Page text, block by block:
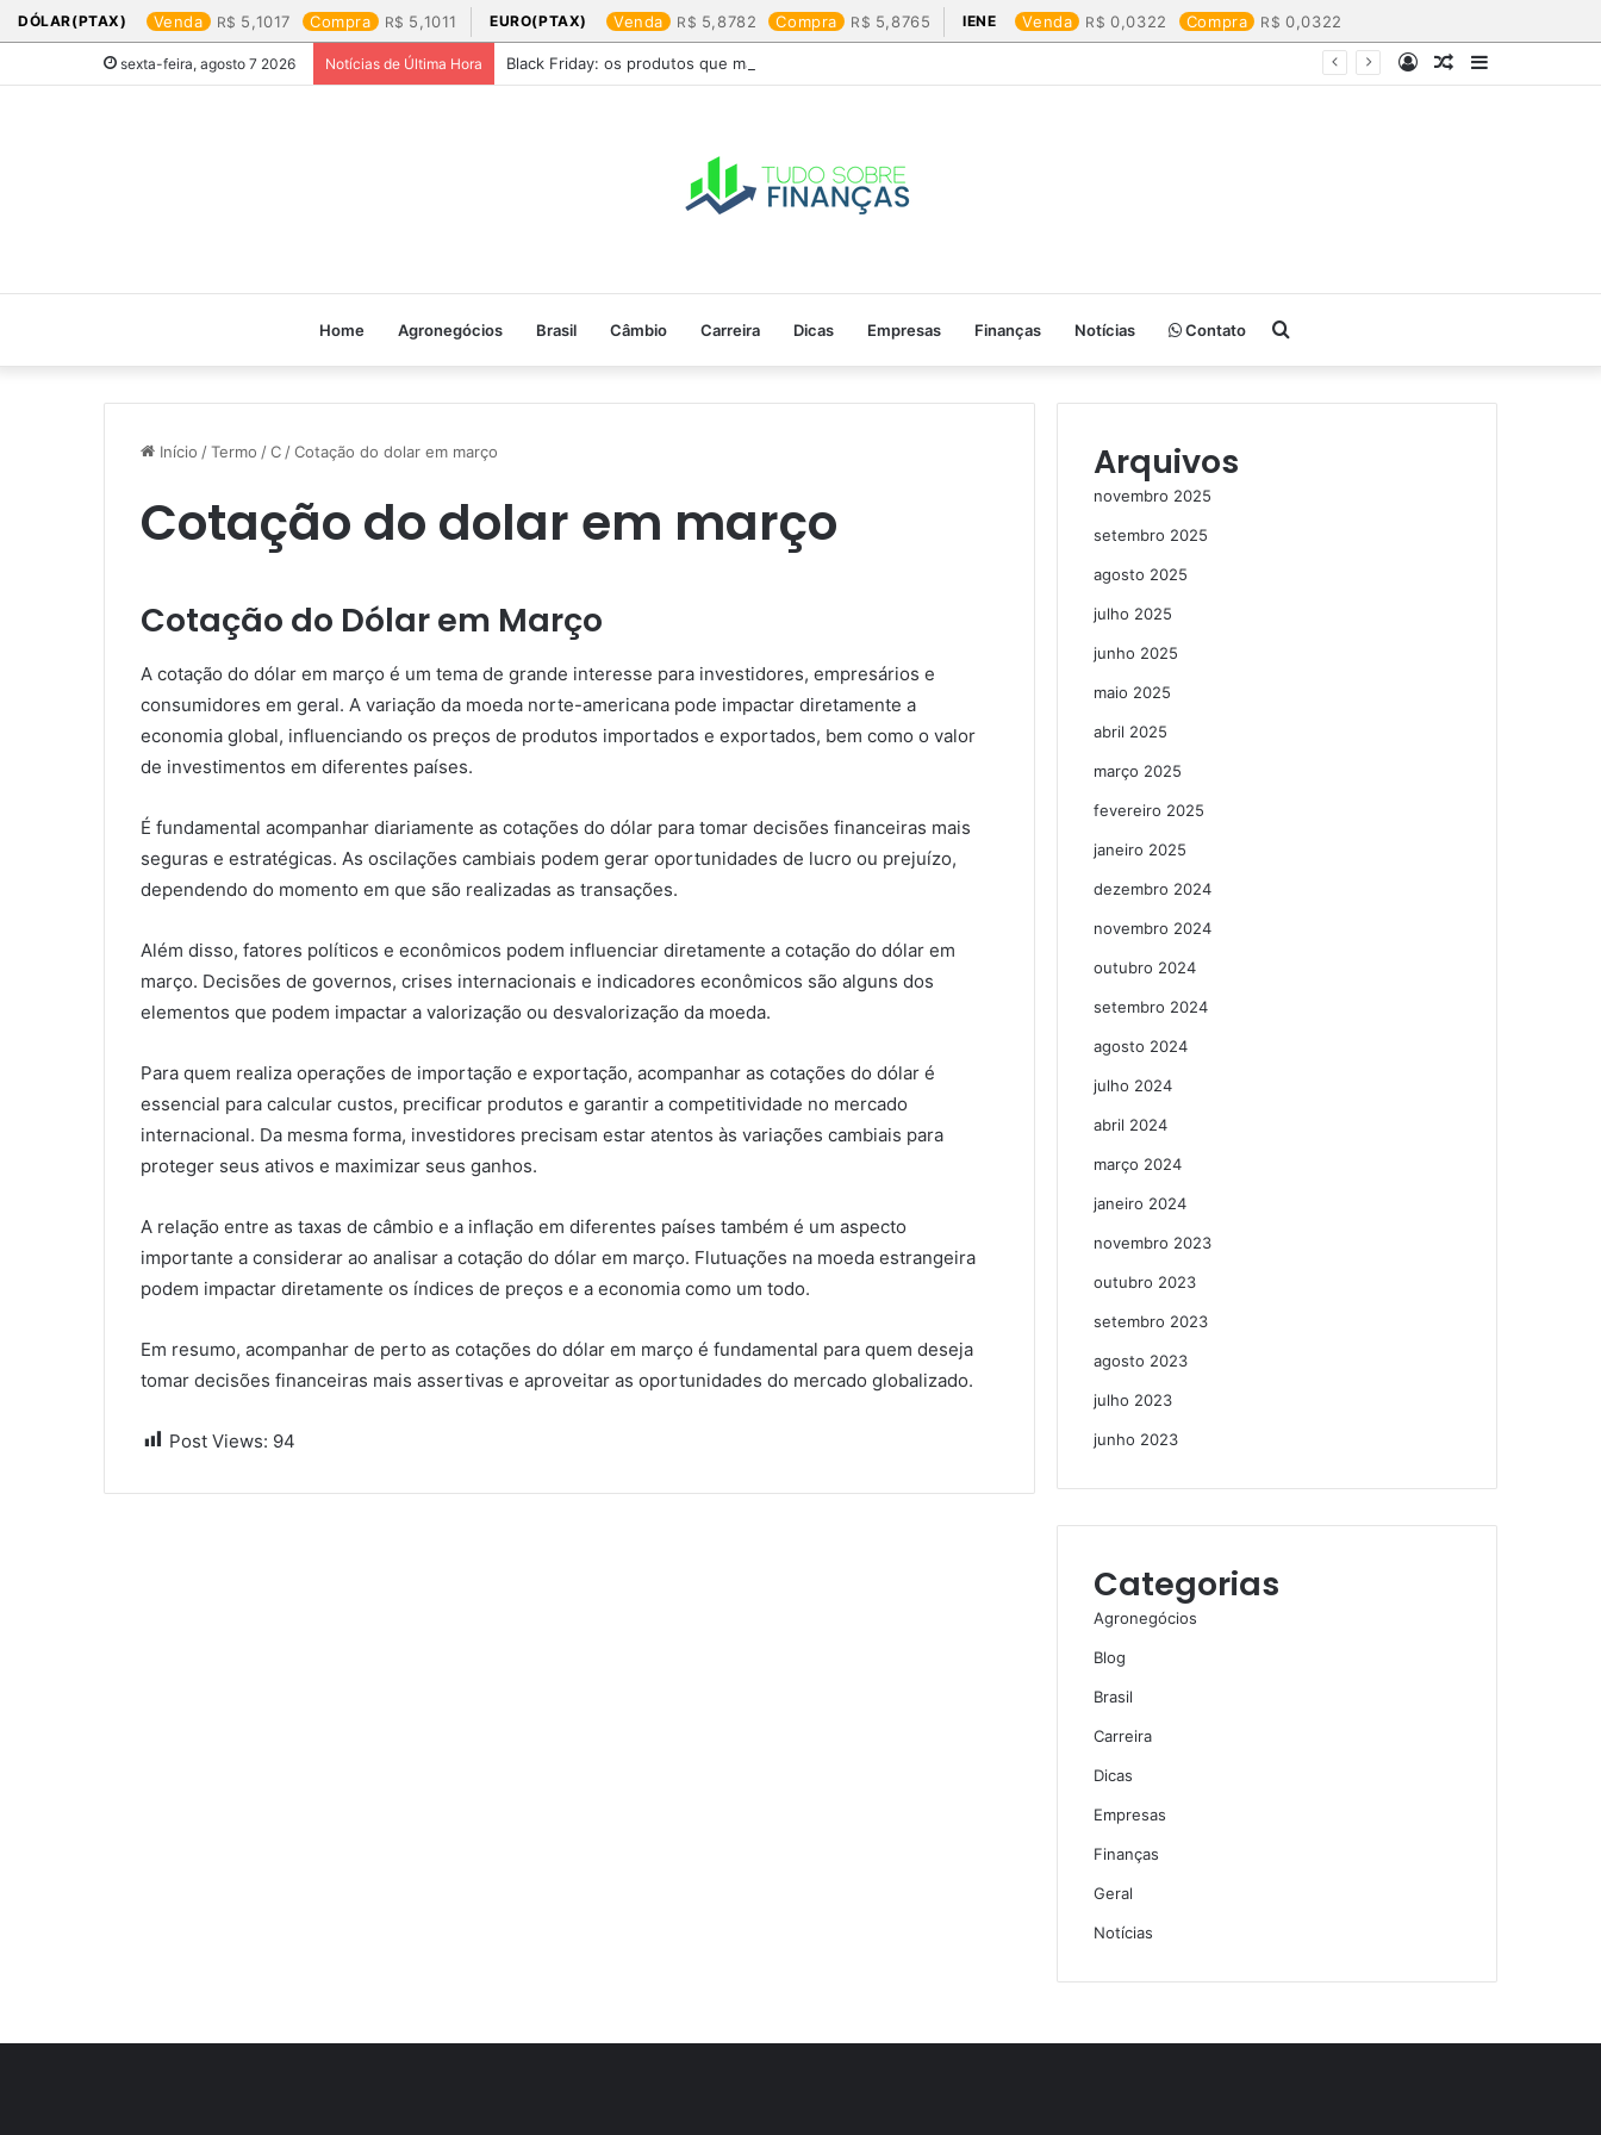
DÓLAR(PTAX) Venda 5,1017 Compra 5,1011 EURO(PTAX) Venda 5,8782 Compra 5,8765 IENE Venda 0,0322 Compra 0,0322
sexta-feira, agosto 7 2026 Notícias de Última Hora Black Friday: os produtos que mais valem a pena
Barra
Artigo
Entrar
Home Agronegócios Brasil Câmbio Carreira Dicas Empresas Finanças Notícias Contato Procurar
por
Início /Termo /C /Cotação do dolar em março​
Cotação do dolar em março​
Cotação do Dólar em Março
A cotação do dólar em março é um tema de grande interesse para investidores, empresários e
consumidores em geral. A variação da moeda norte-americana pode impactar diretamente a
economia global, influenciando os preços de produtos importados e exportados, bem como o valor
de investimentos em diferentes países.
É fundamental acompanhar diariamente as cotações do dólar para tomar decisões financeiras mais
seguras e estratégicas. As oscilações cambiais podem gerar oportunidades de lucro ou prejuízo,
dependendo do momento em que são realizadas as transações.
Além disso, fatores políticos e econômicos podem influenciar diretamente a cotação do dólar em
março. Decisões de governos, crises internacionais e indicadores econômicos são alguns dos
elementos que podem impactar a valorização ou desvalorização da moeda.
Para quem realiza operações de importação e exportação, acompanhar as cotações do dólar é
essencial para calcular custos, precificar produtos e garantir a competitividade no mercado
internacional. Da mesma forma, investidores precisam estar atentos às variações cambiais para
proteger seus ativos e maximizar seus ganhos.
A relação entre as taxas de câmbio e a inflação em diferentes países também é um aspecto
importante a considerar ao analisar a cotação do dólar em março. Flutuações na moeda estrangeira
podem impactar diretamente os índices de preços e a economia como um todo.
Em resumo, acompanhar de perto as cotações do dólar em março é fundamental para quem deseja
tomar decisões financeiras mais assertivas e aproveitar as oportunidades do mercado globalizado.
Post Views: 94
Arquivos
novembro 2025
setembro 2025
agosto 2025
julho 2025
junho 2025
maio 2025
abril 2025
março 2025
fevereiro 2025
janeiro 2025
dezembro 2024
novembro 2024
outubro 2024
setembro 2024
agosto 2024
julho 2024
abril 2024
março 2024
janeiro 2024
novembro 2023
outubro 2023
setembro 2023
agosto 2023
julho 2023
junho 2023
Categorias
Agronegócios
Blog
Brasil
Carreira
Dicas
Empresas
Finanças
Geral
Notícias